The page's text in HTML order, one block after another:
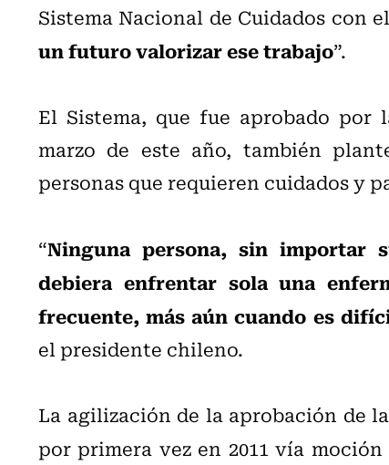
Sistema Nacional de Cuidados con
un futuro valorizar ese trabajo”.
El Sistema, que fue aprobado por
marzo de este año, también
personas que requieren cuidados y
“Ninguna persona, sin importar
debiera enfrentar sola una
frecuente, más aún cuando es
el presidente chileno.
La agilización de la aprobación de
por primera vez en 2011 vía